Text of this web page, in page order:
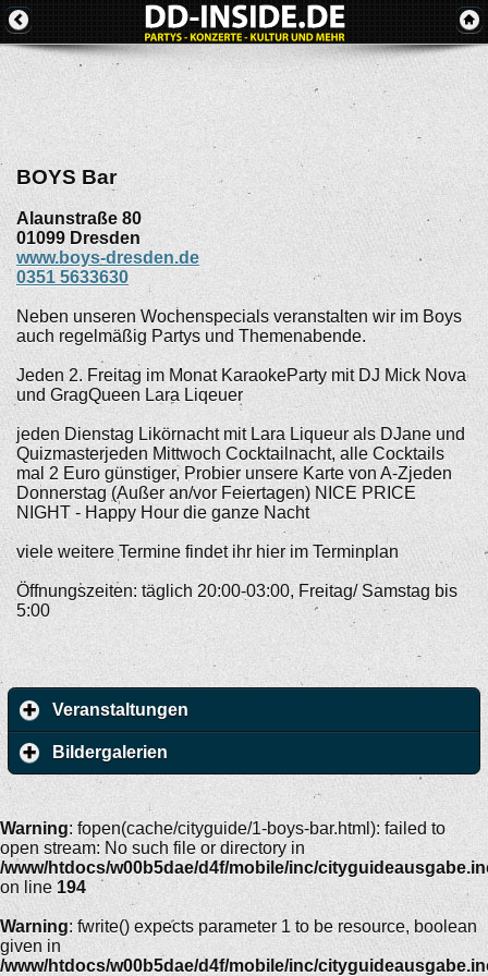
BOYS Bar
Alaunstraße 80
01099 Dresden
www.boys-dresden.de
0351 5633630
Neben unseren Wochenspecials veranstalten wir im Boys
auch regelmäßig Partys und Themenabende.
Jeden 2. Freitag im Monat KaraokeParty mit DJ Mick Nova
und GragQueen Lara Liqeuer
jeden Dienstag Likörnacht mit Lara Liqueur als DJane und
Quizmasterjeden Mittwoch Cocktailnacht, alle Cocktails
mal 2 Euro günstiger, Probier unsere Karte von A-Zjeden
Donnerstag (Außer an/vor Feiertagen) NICE PRICE
NIGHT - Happy Hour die ganze Nacht
viele weitere Termine findet ihr hier im Terminplan
Öffnungszeiten: täglich 20:00-03:00, Freitag/ Samstag bis
5:00
Veranstaltungen
Bildergalerien
Warning: fopen(cache/cityguide/1-boys-bar.html): failed to
open stream: No such file or directory in
/www/htdocs/w00b5dae/d4f/mobile/inc/
on line 194
Warning: fwrite() expects parameter 1 to be resource, boolean
given in
/www/htdocs/w00b5dae/d4f/mobile/inc/